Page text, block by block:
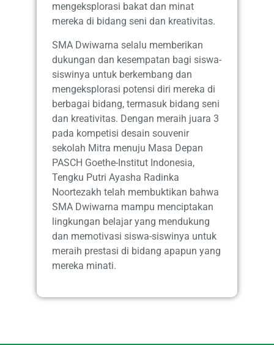
mengeksplorasi bakat dan minat
mereka di bidang seni dan kreativitas.
SMA Dwiwarna selalu memberikan
dukungan dan kesempatan bagi siswa-
siswinya untuk berkembang dan
mengeksplorasi potensi diri mereka di
berbagai bidang, termasuk bidang seni
dan kreativitas. Dengan meraih juara 3
pada kompetisi desain souvenir
sekolah Mitra menuju Masa Depan
PASCH Goethe-Institut Indonesia,
Tengku Putri Ayasha Radinka
Noortezakh telah membuktikan bahwa
SMA Dwiwarna mampu menciptakan
lingkungan belajar yang mendukung
dan memotivasi siswa-siswinya untuk
meraih prestasi di bidang apapun yang
mereka minati.